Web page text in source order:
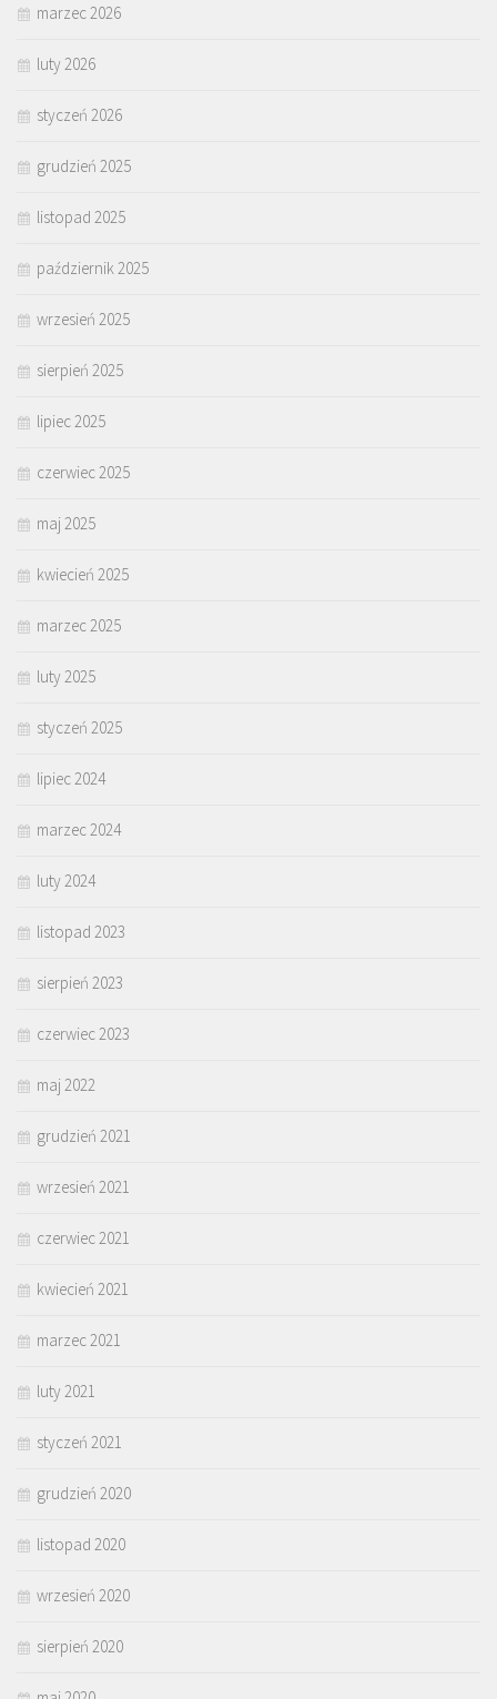
marzec 2026
luty 2026
styczeń 2026
grudzień 2025
listopad 2025
październik 2025
wrzesień 2025
sierpień 2025
lipiec 2025
czerwiec 2025
maj 2025
kwiecień 2025
marzec 2025
luty 2025
styczeń 2025
lipiec 2024
marzec 2024
luty 2024
listopad 2023
sierpień 2023
czerwiec 2023
maj 2022
grudzień 2021
wrzesień 2021
czerwiec 2021
kwiecień 2021
marzec 2021
luty 2021
styczeń 2021
grudzień 2020
listopad 2020
wrzesień 2020
sierpień 2020